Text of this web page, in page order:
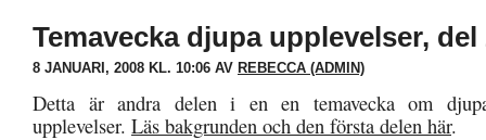
Temavecka djupa upplevelser, del
8 JANUARI, 2008 KL. 10:06 AV REBECCA (ADMIN)
Detta är andra delen i en en temavecka om
upplevelser. Läs bakgrunden och den första delen här.